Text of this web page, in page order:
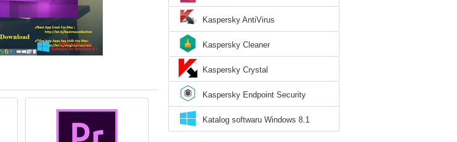
Kaspersky AntiVirus
Kaspersky Cleaner
Kaspersky Crystal
Kaspersky Endpoint Security
Katalog softwaru Windows 8.1